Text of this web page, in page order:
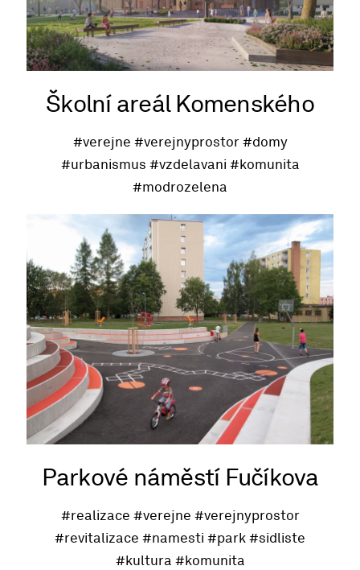
Školní areál Komenského
#verejne #verejnyprostor #domy
#urbanismus #vzdelavani #komunita
#modrozelena
Parkové náměstí Fučíkova
#realizace #verejne #verejnyprostor
#revitalizace #namesti #park #sidliste
#kultura #komunita